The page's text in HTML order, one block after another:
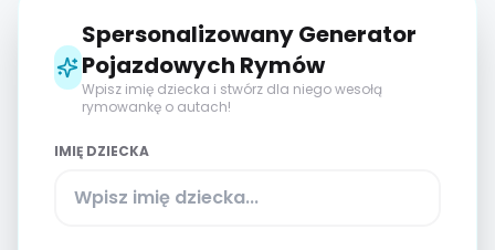
Spersonalizowany Generator
Pojazdowych Rymów
Wpisz imię dziecka i stwórz dla niego wesołą
rymowankę o autach!
IMIĘ DZIECKA